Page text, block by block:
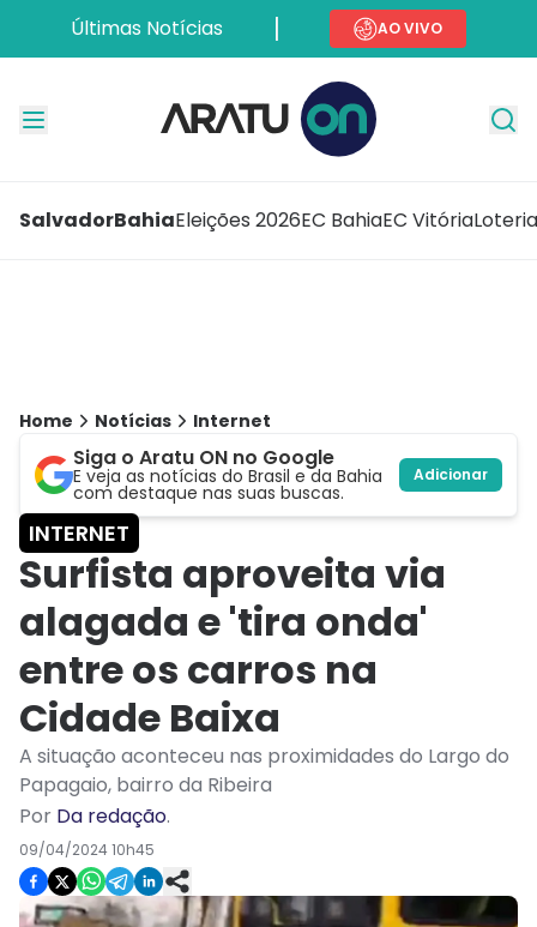
Últimas Notícias AO VIVO
SalvadorBahiaEleições 2026EC BahiaEC Vitória
Home Notícias Internet
Siga o Aratu ON no Google
E veja as notícias do Brasil e da Bahia
com destaque nas suas buscas.
Adicionar
INTERNET
Surfista aproveita via
alagada e 'tira onda'
entre os carros na
Cidade Baixa
A situação aconteceu nas proximidades do Largo do
Papagaio, bairro da Ribeira
Por Da redação.
09/04/2024 10h45